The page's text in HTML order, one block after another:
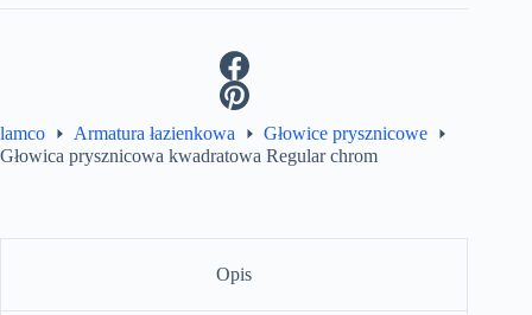
lamco Armatura łazienkowa
Głowice prysznicowe
Głowica prysznicowa kwadratowa Regular chrom
Opis